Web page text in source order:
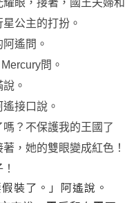
眼，接著，國王夫婦和
公主的打扮。
遙問。
問。
。
接口說。
嗎？不保護我的王國了
，她的雙眼變成紅色！
裝了。」阿遙說。